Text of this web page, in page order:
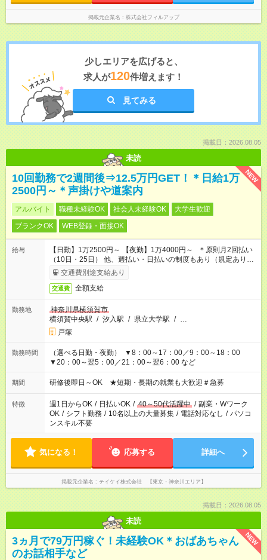
掲載元企業名 株式会社フィルアップ
少しエリアを広げると、
求人が120件増えます！
見てみる
掲載日：2026.08.05
未読
NEW
10回勤務で2週間後⇒12.5万円GET！＊日給1万
2500円～＊声掛けや道案内
アルバイト 職種未経験OK 社会人未経験OK
大学生歓迎
ブランクOK
WEB登録・面接OK
給与
【日勤】1万2500円～ 【夜勤】1万4000円～ ＊原則月2回払い
（10日・25日） 他、週払い・日払いの制度もあり（規定あり）
＃日収1万円以上
交通費別途支給あり
交通費 全額支給
勤務地
神奈川県横須賀市
横須賀中央駅 / 汐入駅 / 県立大学駅 / …
戸塚
勤務時間
（選べる日勤・夜勤） ▼8：00～17：00／9：00～18：00
▼20：00～翌5：00／21：00～翌6：00 など
期間 研修後即日～OK ★短期・長期の就業も大歓迎＃急募
特徴 週1日からOK / 日払いOK / 40～50代活躍中 / 副業・Wワーク
OK / シフト勤務 / 10名以上の大量募集 / 電話対応なし / パソコ
ンスキル不要
気になる！ 応募する 詳細へ
掲載元企業名 テイケイ株式会社 【東京・神奈川エリア】
掲載日：2026.08.05
未読
NEW
3ヵ月で79万円稼ぐ！未経験OK＊おばあちゃん
のお話相手など